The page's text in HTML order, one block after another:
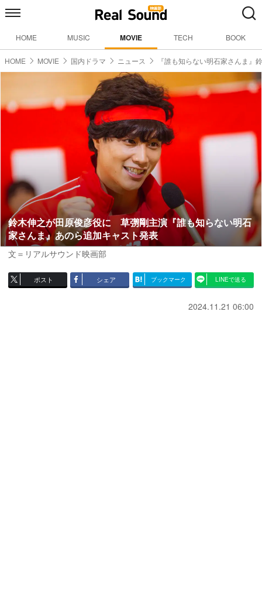
HOME MUSIC MOVIE TECH BOOK
HOME MOVIE 国内ドラマ ニュース 『誰も知らない明石家さんま』
鈴木伸之が田原俊彦役に 草彅剛主演『誰も知らない明石
家さんま』あのら追加キャスト発表
文＝リアルサウンド映画部
ポスト シェア ブックマーク LINEで送る
2024.11.21 06:00